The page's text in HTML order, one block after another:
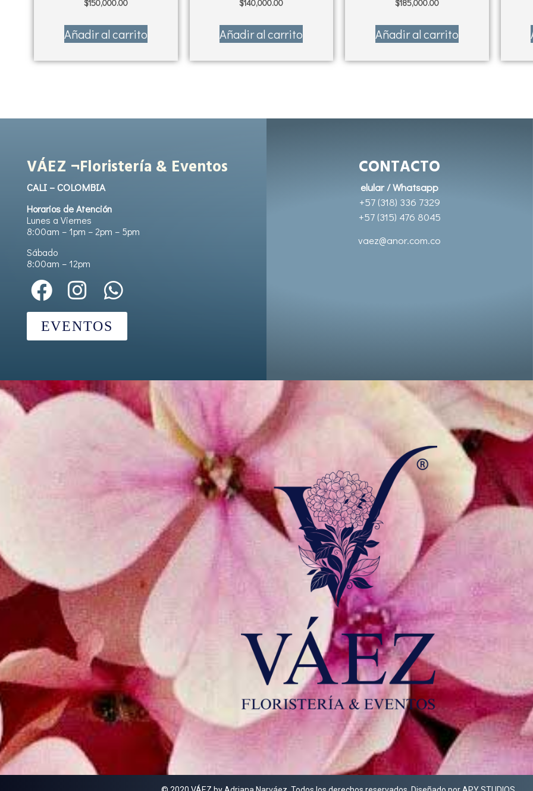
$150,000.00
Añadir al carrito
$140,000.00
Añadir al carrito
$185,000.00
Añadir al carrito
VÁEZ ¬Floristería & Eventos
CALI – COLOMBIA
Horarios de Atención
Lunes a Viernes
8:00am – 1pm – 2pm – 5pm
Sábado
8:00am – 12pm
EVENTOS
CONTACTO
elular / Whatsapp
+57 (318) 336 7329
+57 (315) 476 8045
vaez@anor.com.co